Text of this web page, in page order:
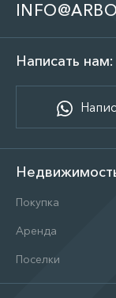
Написать нам:
Покупка
Аренда
Поселки